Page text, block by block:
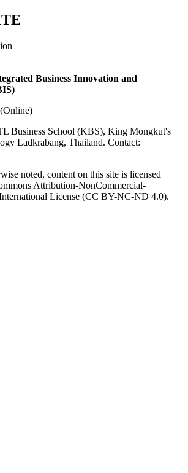
Business Innovation and
Business School (KBS), King Mongkut's
Ladkrabang, Thailand. Contact:
noted, content on this site is licensed
Attribution-NonCommercial-
License (CC BY-NC-ND 4.0).